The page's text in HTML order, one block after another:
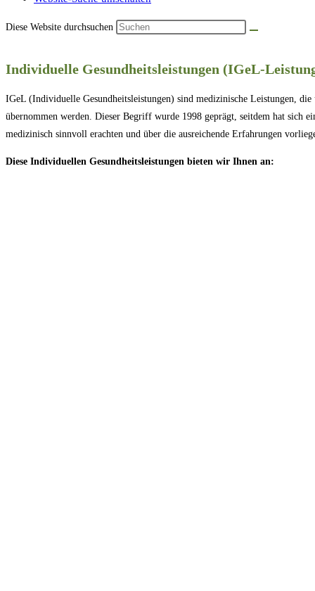
Diese Website durchsuchen
Individuelle Gesundheitsleistungen (IGeL-
IGeL (Individuelle Gesundheitsleistungen) sind medizinische Leistungen, die
übernommen werden. Dieser Begriff wurde 1998 geprägt, seitdem hat sich
medizinisch sinnvoll erachten und über die ausreichende Erfahrungen
Diese Individuellen Gesundheitsleistungen bieten wir Ihnen an: